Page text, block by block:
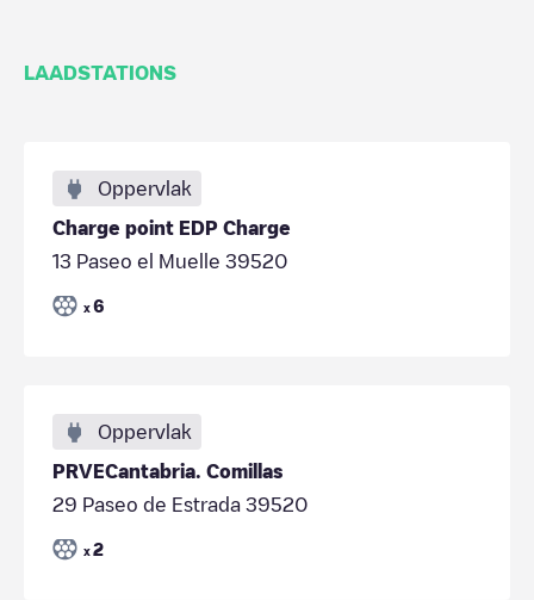
LAADSTATIONS
Oppervlak
Charge point EDP Charge
13 Paseo el Muelle 39520
x 6
Oppervlak
PRVECantabria. Comillas
29 Paseo de Estrada 39520
x 2